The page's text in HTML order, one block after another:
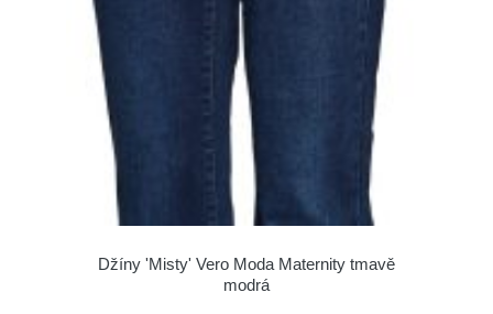
Džíny 'Misty' Vero Moda Maternity tmavě
modrá